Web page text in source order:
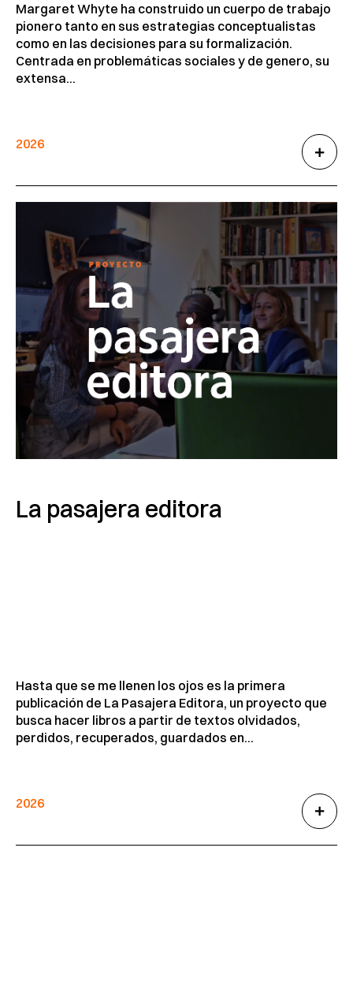
Margaret Whyte ha construido un cuerpo de trabajo
pionero tanto en sus estrategias conceptualistas
como en las decisiones para su formalización.
Centrada en problemáticas sociales y de genero, su
extensa...
2026
La pasajera editora
Hasta que se me llenen los ojos es la primera
publicación de La Pasajera Editora, un proyecto que
busca hacer libros a partir de textos olvidados,
perdidos, recuperados, guardados en...
2026